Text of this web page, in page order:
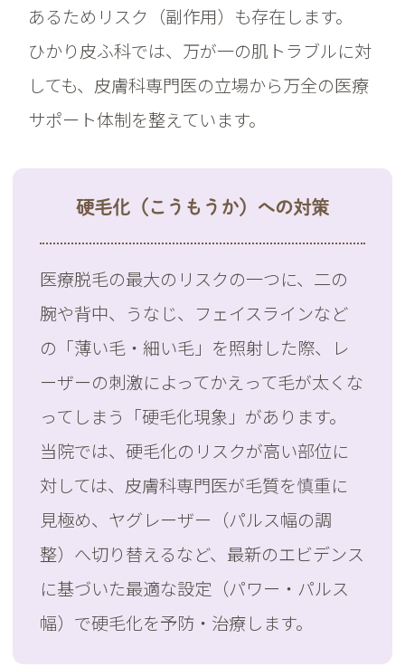
あるためリスク（副作用）も存在します。
ひかり皮ふ科では、万が一の肌トラブルに対
しても、皮膚科専門医の立場から万全の医療
サポート体制を整えています。
硬毛化（こうもうか）への対策
医療脱毛の最大のリスクの一つに、二の
腕や背中、うなじ、フェイスラインなど
の「薄い毛・細い毛」を照射した際、レ
ーザーの刺激によってかえって毛が太くな
ってしまう「硬毛化現象」があります。
当院では、硬毛化のリスクが高い部位に
対しては、皮膚科専門医が毛質を慎重に
見極め、ヤグレーザー（パルス幅の調
整）へ切り替えるなど、最新のエビデンス
に基づいた最適な設定（パワー・パルス
幅）で硬毛化を予防・治療します。